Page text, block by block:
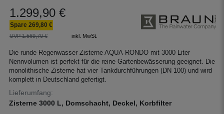
1.299,90 €
Spare 269,80 €
UVP 1.569,70 € inkl. MwSt.
Die runde Regenwasser Zisterne AQUA-RONDO mit 3000 Liter
Nennvolumen ist perfekt für die reine Gartenbewässerung geeignet. Die
monolithische Zisterne hat vier Tankdurchführungen (DN 100) und wird
komplett in Deutschland gefertigt.
Lieferumfang:
Zisterne 3000 L, Domschacht, Deckel, Korbfilter